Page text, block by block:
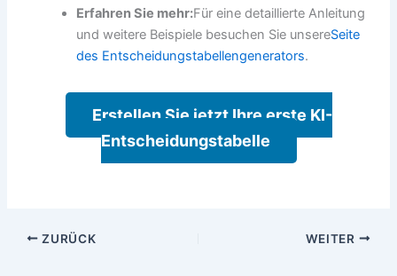
Erfahren Sie mehr:Für eine detaillierte Anleitung
und weitere Beispiele besuchen Sie unsereSeite
des Entscheidungstabellengenerators.
Erstellen Sie jetzt Ihre erste KI-
Entscheidungstabelle
ZURÜCK WEITER